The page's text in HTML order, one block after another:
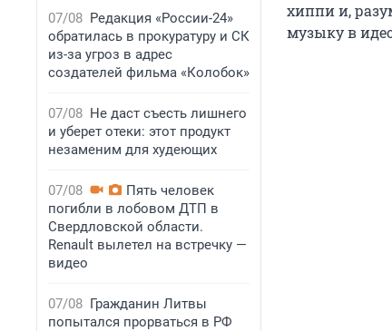
07/08 Редакция «России-24»
обратилась в прокуратуру и СК
из-за угроз в адрес
создателей фильма «Колобок»
07/08 Не даст съесть лишнего
и уберет отеки: этот продукт
незаменим для худеющих
07/08
Пять человек
погибли в лобовом ДТП в
Свердловской области.
Renault вылетел на встречку —
видео
07/08 Гражданин Литвы
попытался прорваться в РФ
хиппи и,
музыку в